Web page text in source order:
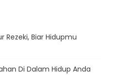
Rezeki, Biar Hidupmu
Di Dalam Hidup Anda